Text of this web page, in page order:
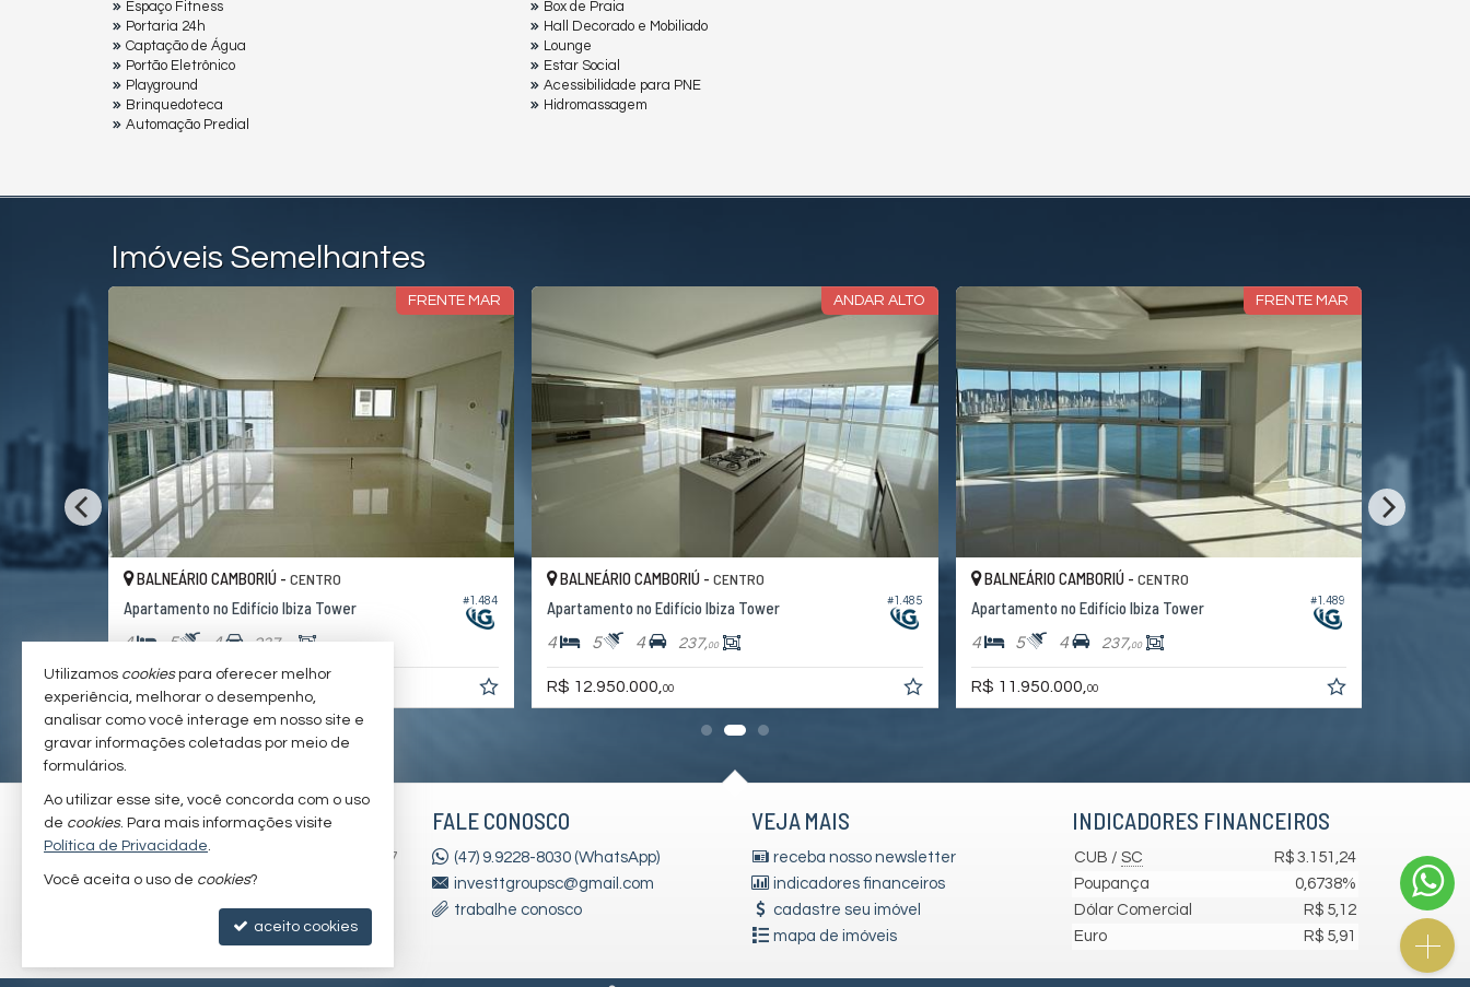
Espaço Fitness
Portaria 24h
Captação de Água
Portão Eletrônico
Playground
Brinquedoteca
Automação Predial
Box de Praia
Hall Decorado e Mobiliado
Lounge
Estar Social
Acessibilidade para PNE
Hidromassagem
Imóveis Semelhantes
FRENTE MAR
#1.489
BALNEÁRIO CAMBORIÚ -CENTRO
Apartamento no Edifício Ibiza Tower
4 5 4 237,00
R$ 11.950.000,
FRENTE MAR
#1.490
BALNEÁRIO CAMBORIÚ -CENTRO
Apartamento no Edifício Ibiza Tower
4 5 4 237,00
R$ 11.900.000,
FRENTE MAR
#1.504
BALNEÁRIO CAMBORIÚ -CENTRO
Apartamento no Edifício Ibiza Tower
4 4 4 233,00
R$ 13.200.000,
INVEST GROUP SC
Av. Osvaldo Reis, nº 3385 - sala 2107
Riviera Concept
Praia Brava - 88306-773
FALE CONOSCO
(47) 9.9228-8030 (WhatsApp)
investtgroupsc@gmail.com
trabalhe conosco
VEJA MAIS
receba nosso newsletter
indicadores financeiros
cadastre seu imóvel
mapa de imóveis
INDICADORES FINANCEIROS
CUB / SC
R$ 3.151,24
Poupança
0,6738%
Dólar Comercial
R$ 5,12
Euro
R$ 5,91
Utilizamos cookiespara oferecer melhor
experiência, melhorar o desempenho,
analisar como você interage em nosso site e
gravar informações coletadas por meio de
formulários.
Ao utilizar esse site, você concorda com o uso
de cookies. Para mais informações visite
Política de Privacidade.
Você aceita o uso de cookies?
aceito cookies